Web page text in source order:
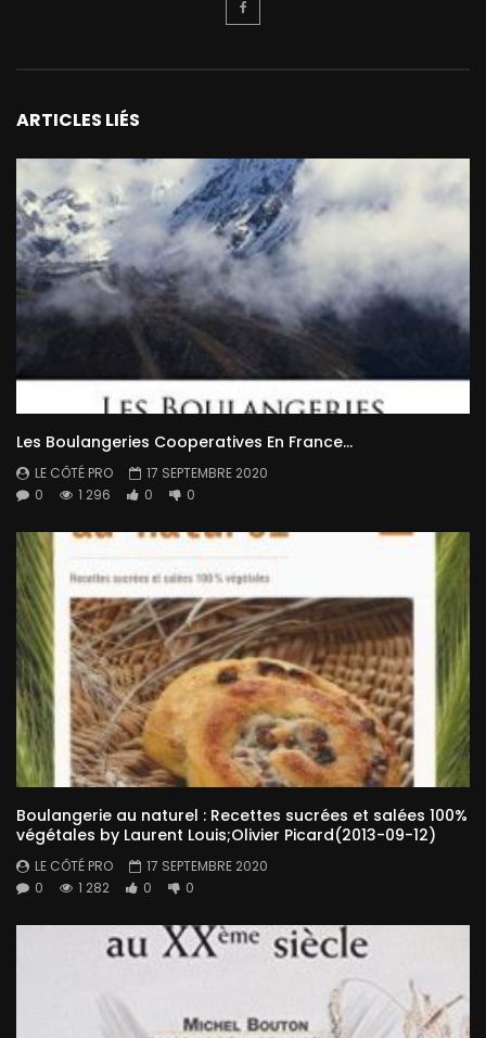
ARTICLES LIÉS
Les Boulangeries Cooperatives En France…
LE CÔTÉ PRO
17 SEPTEMBRE 2020
0
1 296 0 0
Boulangerie au naturel : Recettes sucrées et salées 100%
végétales by Laurent Louis;Olivier Picard(2013-09-12)
LE CÔTÉ PRO
17 SEPTEMBRE 2020
0
1 282 0 0